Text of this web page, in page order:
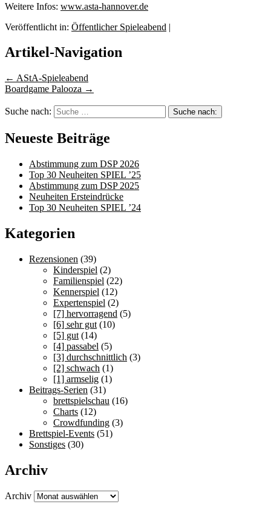
Weitere Infos: www.asta-hannover.de
Veröffentlicht in: Öffentlicher Spieleabend |
Artikel-Navigation
← AStA-Spieleabend
Boardgame Palooza →
Suche nach:
Neueste Beiträge
Abstimmung zum DSP 2026
Top 30 Neuheiten SPIEL ’25
Abstimmung zum DSP 2025
Neuheiten Ersteindrücke
Top 30 Neuheiten SPIEL ’24
Kategorien
Rezensionen (39)
Kinderspiel (2)
Familienspiel (22)
Kennerspiel (12)
Expertenspiel (2)
[7] hervorragend (5)
[6] sehr gut (10)
[5] gut (14)
[4] passabel (5)
[3] durchschnittlich (3)
[2] schwach (1)
[1] armselig (1)
Beitrags-Serien (31)
brettspielschau (16)
Charts (12)
Crowdfunding (3)
Brettspiel-Events (51)
Sonstiges (30)
Archiv
Archiv